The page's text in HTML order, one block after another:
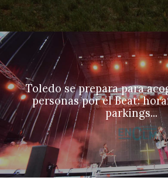
Toledo se prepara para
personas por el Beat:
parkings...